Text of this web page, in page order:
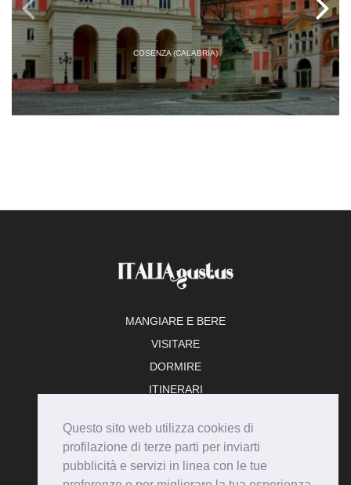
Questo sito web utilizza cookies di
profilazione di terze parti per inviarti
pubblicità e servizi in linea con le tue
COSENZA (CALABRIA)
MANGIARE E BERE
VISITARE
DORMIRE
ITINERARI
ADERISCI